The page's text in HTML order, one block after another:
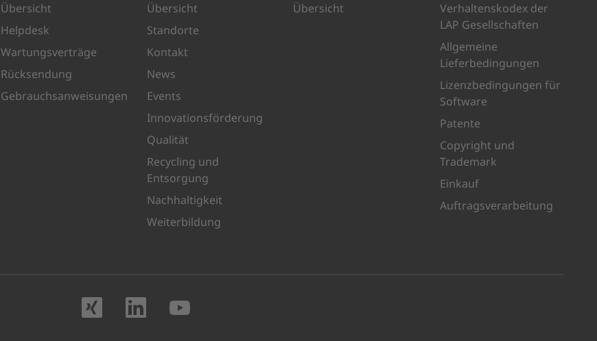
Übersicht
Helpdesk
Wartungsverträge
Rücksendung
Gebrauchsanweisungen
Übersicht
Standorte
Kontakt
News
Events
Innovationsförderung
Qualität
Recycling und
Entsorgung
Nachhaltigkeit
Weiterbildung
Übersicht
Verhaltenskodex der
LAP Gesellschaften
Allgemeine
Lieferbedingungen
Lizenzbedingungen für
Software
Patente
Copyright und
Trademark
Einkauf
Auftragsverarbeitung
Besuchen Sie uns auf XING
Besuchen Sie uns auf LinkedIn